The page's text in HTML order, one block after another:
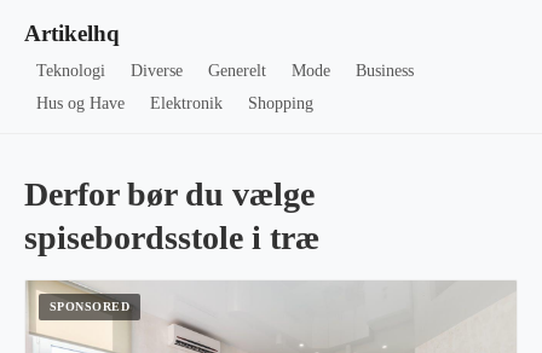
Artikelhq
Teknologi Diverse Generelt Mode
Business
Hus og Have
Elektronik Shopping
Derfor bør du vælge
spisebordsstole i træ